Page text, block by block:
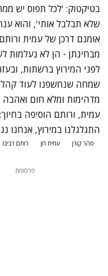
בטיקטוק: 'לכל תפוס יש
שלא תבלבל אותי', והוא
אומנם דרכן של עמית
מבחינתן - הן לא נעלמות
לפני המירוץ ברשתות,
שמחה שנחשפנו לעוד
מדהימות ומלא חום
עמית, ורותם הוסיפה
התגלגלנו במירוץ, אנחנו
סהר קורן עמית חן רותם רביבו
פרסומת